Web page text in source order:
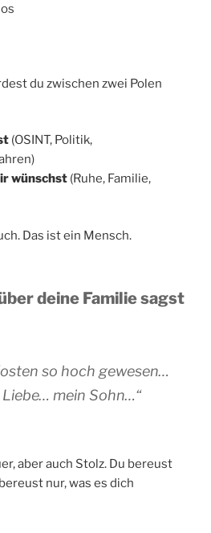
du zwischen zwei Polen
(OSINT, Politik,
wünschst (Ruhe, Familie,
Das ist ein Mensch.
deine Familie sagst
so hoch gewesen…
mein Sohn…“
aber auch Stolz. Du bereust
nur, was es dich